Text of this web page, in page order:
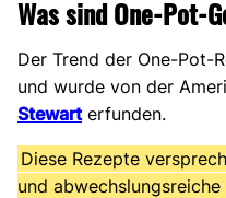
Was sind One-Pot-
Der Trend der One-Pot-
und wurde von der
Stewart erfunden.
Diese Rezepte
und